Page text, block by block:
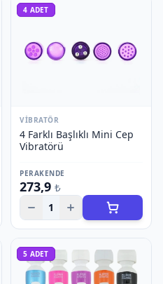
4 ADET
VIBRATÖR
4 Farklı Başlıklı Mini Cep
Vibratörü
PERAKENDE
273,9 ₺
1
5 ADET